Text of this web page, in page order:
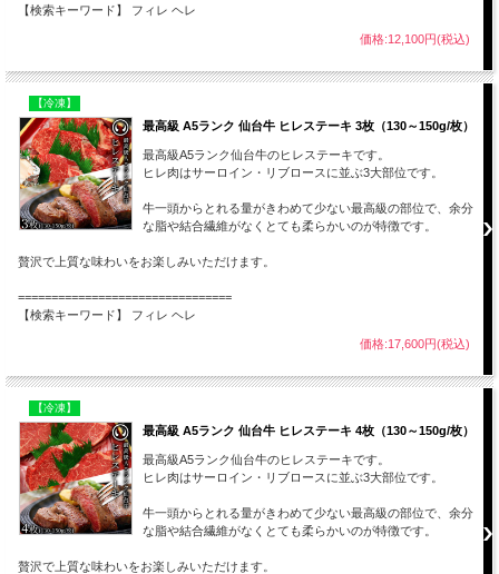
【検索キーワード】 フィレ ヘレ
価格:12,100円(税込)
【冷凍】
最高級 A5ランク 仙台牛 ヒレステーキ 3枚（130～150g/枚）
最高級A5ランク仙台牛のヒレステーキです。
ヒレ肉はサーロイン・リブロースに並ぶ3大部位です。
牛一頭からとれる量がきわめて少ない最高級の部位で、余分
な脂や結合繊維がなくとても柔らかいのが特徴です。
贅沢で上質な味わいをお楽しみいただけます。
================================
【検索キーワード】 フィレ ヘレ
価格:17,600円(税込)
【冷凍】
最高級 A5ランク 仙台牛 ヒレステーキ 4枚（130～150g/枚）
最高級A5ランク仙台牛のヒレステーキです。
ヒレ肉はサーロイン・リブロースに並ぶ3大部位です。
牛一頭からとれる量がきわめて少ない最高級の部位で、余分
な脂や結合繊維がなくとても柔らかいのが特徴です。
贅沢で上質な味わいをお楽しみいただけます。